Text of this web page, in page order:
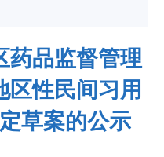
药品监督管理
区性民间习用
草案的公示